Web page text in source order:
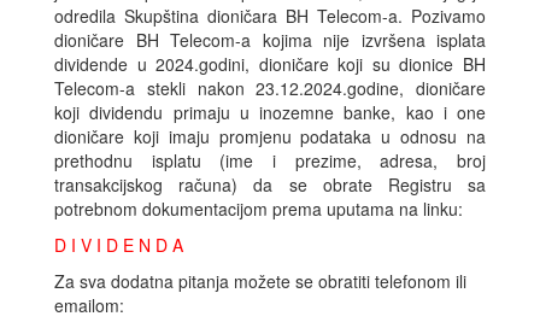
odredila Skupština dioničara BH Telecom-a. Pozivamo
dioničare BH Telecom-a kojima nije izvršena isplata
dividende u 2024.godini, dioničare koji su dionice BH
Telecom-a stekli nakon 23.12.2024.godine, dioničare
koji dividendu primaju u inozemne banke, kao i one
dioničare koji imaju promjenu podataka u odnosu na
prethodnu isplatu (ime i prezime, adresa, broj
transakcijskog računa) da se obrate Registru sa
potrebnom dokumentacijom prema uputama na linku:
D I V I D E N D A
Za sva dodatna pitanja možete se obratiti telefonom ili
emailom: